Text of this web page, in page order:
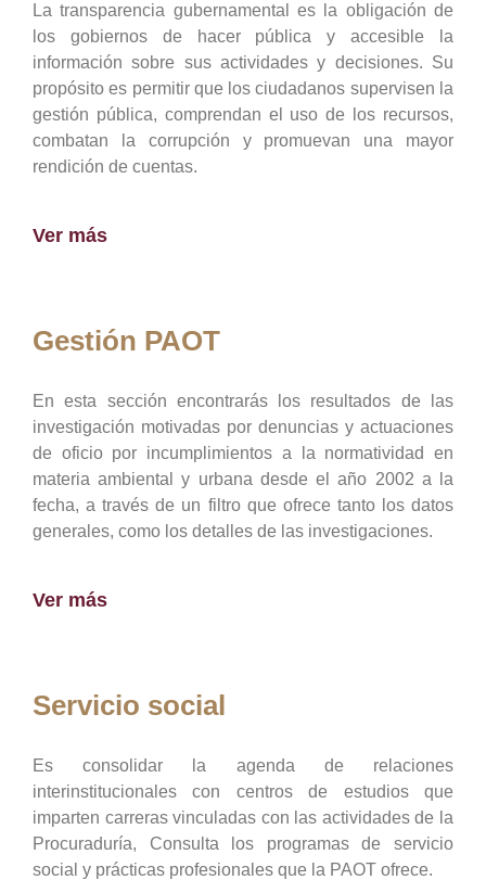
La transparencia gubernamental es la obligación de
los gobiernos de hacer pública y accesible la
información sobre sus actividades y decisiones. Su
propósito es permitir que los ciudadanos supervisen la
gestión pública, comprendan el uso de los recursos,
combatan la corrupción y promuevan una mayor
rendición de cuentas.
Ver más
Gestión PAOT
En esta sección encontrarás los resultados de las
investigación motivadas por denuncias y actuaciones
de oficio por incumplimientos a la normatividad en
materia ambiental y urbana desde el año 2002 a la
fecha, a través de un filtro que ofrece tanto los datos
generales, como los detalles de las investigaciones.
Ver más
Servicio social
Es consolidar la agenda de relaciones
interinstitucionales con centros de estudios que
imparten carreras vinculadas con las actividades de la
Procuraduría, Consulta los programas de servicio
social y prácticas profesionales que la PAOT ofrece.